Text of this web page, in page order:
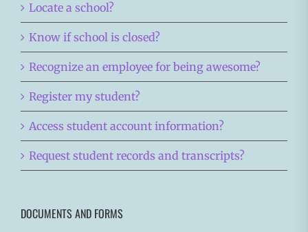
Locate a school?
Know if school is closed?
Recognize an employee for being awesome?
Register my student?
Access student account information?
Request student records and transcripts?
DOCUMENTS AND FORMS